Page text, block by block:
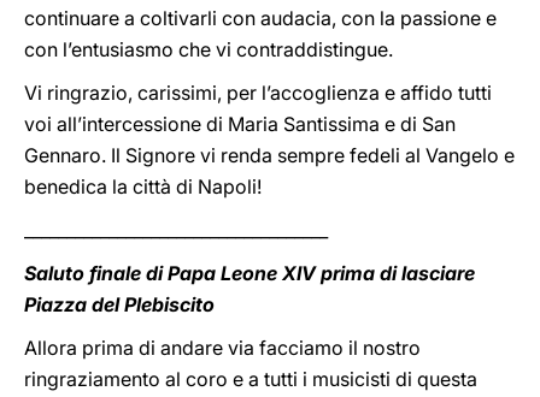
continuare a coltivarli con audacia, con la passione e
con l’entusiasmo che vi contraddistingue.
Vi ringrazio, carissimi, per l’accoglienza e affido tutti
voi all’intercessione di Maria Santissima e di San
Gennaro. Il Signore vi renda sempre fedeli al Vangelo e
benedica la città di Napoli!
Saluto finale di Papa Leone XIV prima di lasciare
Piazza del Plebiscito
Allora prima di andare via facciamo il nostro
ringraziamento al coro e a tutti i musicisti di questa